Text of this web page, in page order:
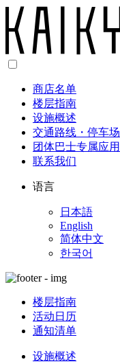
商店名单
楼层指南
设施概述
交通路线・停车场
团体巴士专属应用
联系我们
语言
日本語
English
简体中文
한국어
楼层指南
活动日历
通知清单
设施概述